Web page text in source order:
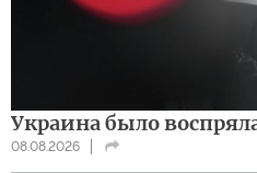
Украина было
08.08.2026